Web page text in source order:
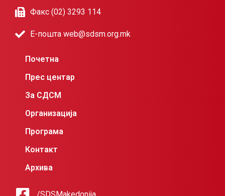
Факс (02) 3293 114
Е-пошта web@sdsm.org.mk
Почетна
Прес центар
За СДСМ
Организација
Програма
Контакт
Архива